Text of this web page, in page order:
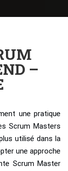
–
une pratique
Scrum Masters
utilisé dans la
une approche
Scrum Master